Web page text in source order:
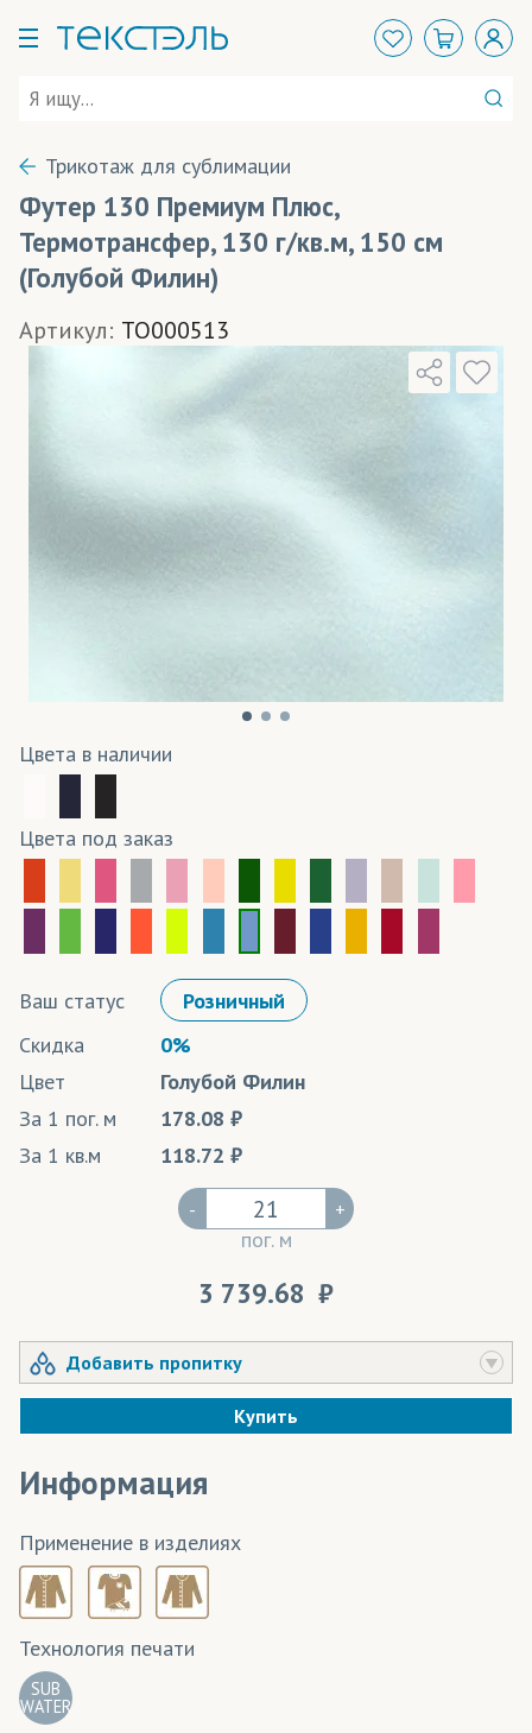
Трикотаж для сублимации
Футер 130 Премиум Плюс,
Термотрансфер, 130 г/кв.м, 150 см
(Голубой Филин)
Артикул: TO000513
Цвета в наличии
Цвета под заказ
Ваш статус
Розничный
Скидка
0%
Цвет
Голубой Филин
За 1 пог. м
178.08
За 1 кв.м
118.72
-
пог. м
+
3 739.68
Добавить пропитку
Купить
Информация
Применение в изделиях
Технология печати
SUB
WATER